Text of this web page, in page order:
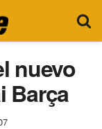
nuevo
Barça